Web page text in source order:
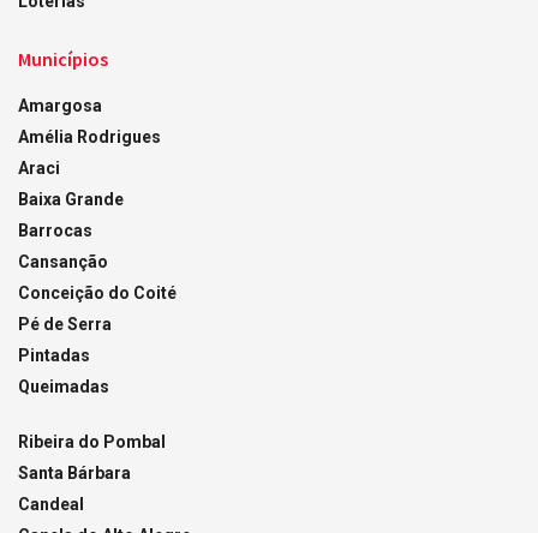
Municípios
Amargosa
Amélia Rodrigues
Araci
Baixa Grande
Barrocas
Cansanção
Conceição do Coité
Pé de Serra
Pintadas
Queimadas
Ribeira do Pombal
Santa Bárbara
Candeal